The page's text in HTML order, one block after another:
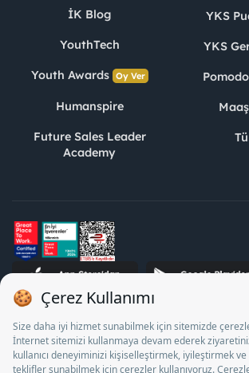
İK Blog
YouthTech
Youth Awards Oy Ver
Humanspire
Future Sales Leader
Academy
YKS
YKS
STJ İnsan Kaynakları Bilişim ve
Bürosu Olarak 13/05/2025 - 12/05/2028